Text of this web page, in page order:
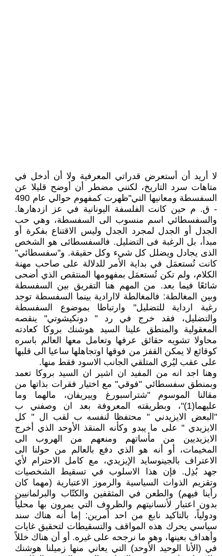
لا أريد أن أستعرض قدراتي المعرفية ولا أن أدخل في
متاهات سرد التاريخ، لكنني مضطر أن أوضح قليلا عن
السفسطة ومعانيها التي"ظهرت كمفهوم حوالي عام 490
- ق. م حين كانت الفلسفة اليونانية في عز ازدهارها.
والسفسطائي اسم منسوب الى السفسطة، وهي حب
الجدل أو الجدل لمجرد الجدل وليس الاقتناع بفكرة أو
مبدأ، بل الرغبة فى التضليل. فالسفسطائى هو الشخص
الذى يجادل ويضلل كل شيء وكل حقيقة. و"سفسطائي"
كانت تُستعمَل في بداية الأمر للدلالة على صاحب مهنة
الكلام، ولم تكن تُستعمَل بمفهومها المنتقص الذي أضحى
شائعًا فيما بعد. من المهم هنا التفريق بين السفسطة
وبين المغالطة: فالمغالطة لاارادية بينما السفسطة توجد
رغبة ارداية للتضليل" وارتباطا بموضوع السفسطة
والتضليل، فقد خرج في رد " دونكيشوتي" ينقصه
المعقولية والمنطق علينا السيد هوشنك بروكا كعادته
محاولا تشويه حقائق عرفها وتعامل معها العالم باسره
كوقائع لا يمكن القفز من فوقها اوتجاهلها ساعيا الى قلبها
على عقب ليُري المتلقي الجانب الاسود فقط منها.
وهنا اجد انه من المفيد ان اشير ان السيد بروكا تعمد
وبمنطق سفسطائي "فوقي" مع اختيار فقرات بذاتها من
مقالنا الموسوم "شتراسبورغ وييريفان، مالهما وما
عليهما(1)"، وبطريقته المعروفة بعد ان وصفني ب
"البعض الايزيدني " محتفظا لنفسه ب لقب ال " كل
الايزيدي " على ما يبدو وكأنه المنقذ الأوحد الذي أخرج
الايزيديين من مأساتهم ومنعهم من الهروب الى
المخيمات، أو أنه هو الذي دفع بالعالم من حولنا الى
الاعتراف بالجينوسايد الإيزيدي، مع كامل الاحترام لأي
جهد بُذِل. فإن هذا الاسلوب في تسقيط الشخصيات
وتقزيم الذوات السياسية والرموز الاعتبارية (مهما كان
رأينا فيهم) والطعن في المثقفين والكتّاب والبرلمانيين
بدون اعتبار لأنسانيتهم والظروف التي يمرون بها محلياً
ودولياً، بالتاكيد نابع من احد أمرين: إما أنه هناك سند
سياسي يحرك هذه المواقف والتسقيطات لتحقيق غايات
وأهداف بعينها، وهو ما نرجحه على غيره. أو أن هناك خللاً
في (الأنا الوحيد الأوحد) التي يعاني منها زميلنا هوشنك